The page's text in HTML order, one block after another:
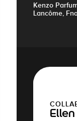
Kenzo
Lancôme,